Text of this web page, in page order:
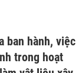
ban hành, việc
trong hoạt